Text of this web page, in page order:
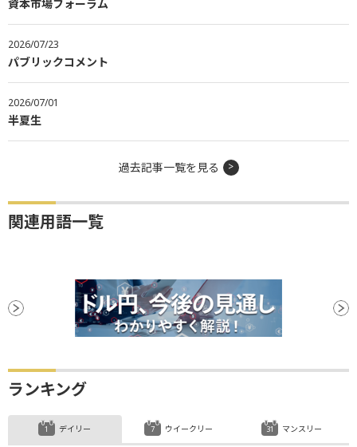
資本市場フォーラム
2026/07/23
パブリックコメント
2026/07/01
半夏生
過去記事一覧を見る
関連用語一覧
ランキング
デイリー ウイークリー マンスリー